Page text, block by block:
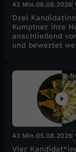
c
h
S
h
o
43 Min.06.08.2026
Drei
Kumptner ihre
anschließend
und bewertet
43 Min.05.08.2026
Vier